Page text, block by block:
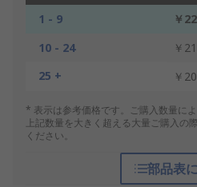
1 - 9
￥
10 - 24
￥
25 +
￥
* 表示は参考価格です。ご購入数量に
上記数量を大きく超える大量ご購入の
ください。
部品表